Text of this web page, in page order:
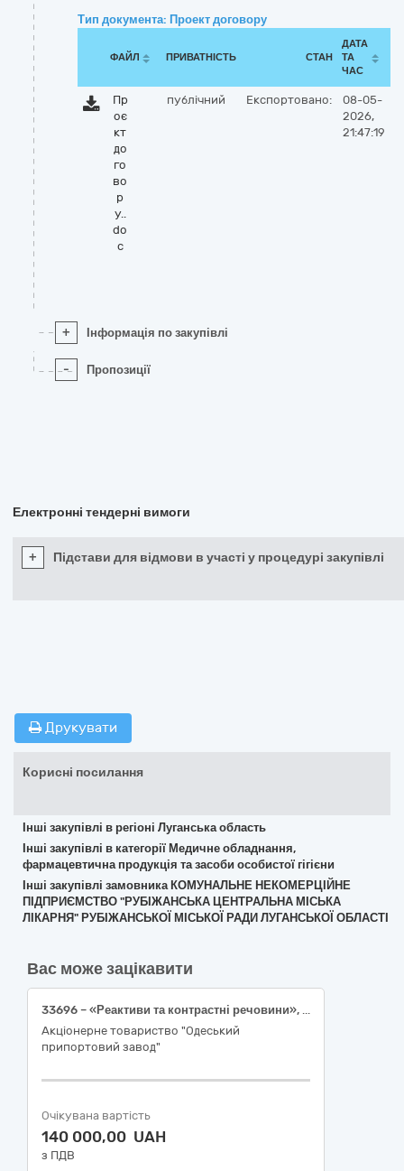
Тип документа: Проект договору
ФАЙЛ ПРИВАТНІСТЬ СТАН
ДАТА
ТА
ЧАС
Пр
оє
кт
до
го
во
р
у..
do
c
публічний Експортовано:
08-05-
2026,
21:47:19
+ Інформація по закупівлі
- Пропозиції
Електронні тендерні вимоги
+ Підстави для відмови в участі у процедурі закупівлі
Друкувати
Корисні посилання
Інші закупівлі в регіоні Луганська область
Інші закупівлі в категорії Медичне обладнання,
фармацевтична продукція та засоби особистої гігієни
Інші закупівлі замовника КОМУНАЛЬНЕ НЕКОМЕРЦІЙНЕ
ПІДПРИЄМСТВО "РУБІЖАНСЬКА ЦЕНТРАЛЬНА МІСЬКА
ЛІКАРНЯ" РУБІЖАНСЬКОЇ МІСЬКОЇ РАДИ ЛУГАНСЬКОЇ ОБЛАСТІ
Вас може зацікавити
33696 – «Реактиви та контрастні речовини», 8 найменувань.
Акціонерне товариство "Одеський
припортовий завод"
Очікувана вартість
140 000,00 UAH
з ПДВ